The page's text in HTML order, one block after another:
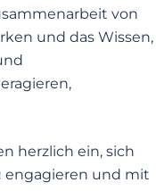
von
und das Wissen,
herzlich ein, sich
engagieren und mit